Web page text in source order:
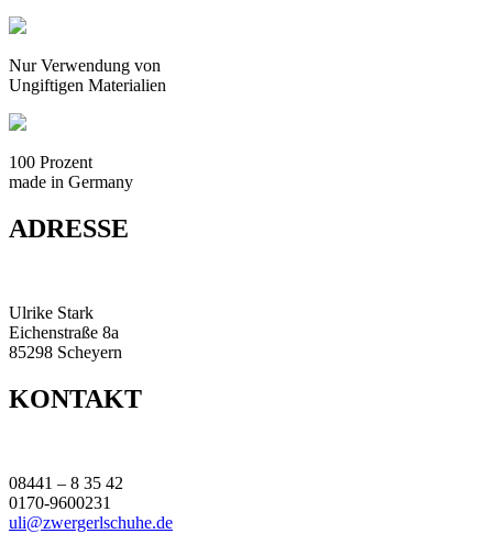
Nur Verwendung von
Ungiftigen Materialien
100 Prozent
made in Germany
ADRESSE
Ulrike Stark
Eichenstraße 8a
85298 Scheyern
KONTAKT
08441 – 8 35 42
0170-9600231
uli@zwergerlschuhe.de